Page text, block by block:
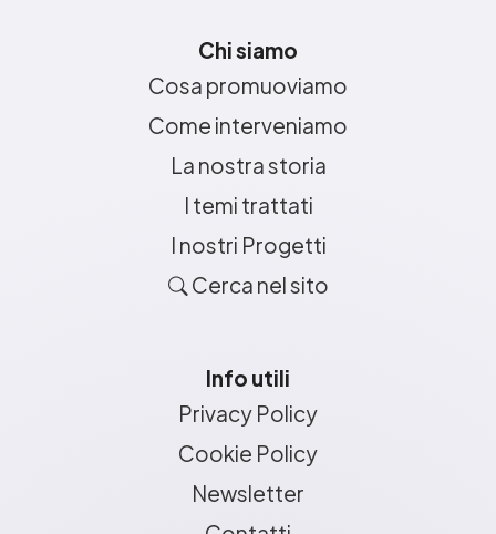
Chi siamo
Cosa promuoviamo
Come interveniamo
La nostra storia
I temi trattati
I nostri Progetti
Cerca nel sito
Info utili
Privacy Policy
Cookie Policy
Newsletter